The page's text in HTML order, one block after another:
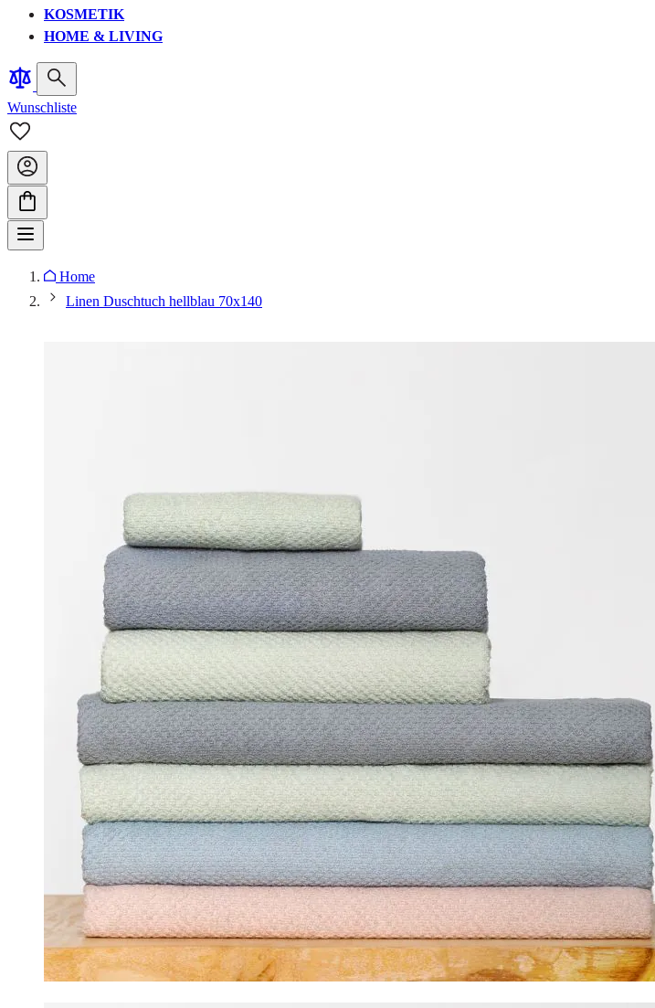
KOSMETIK
HOME & LIVING
Wunschliste
Home
Linen Duschtuch hellblau 70x140